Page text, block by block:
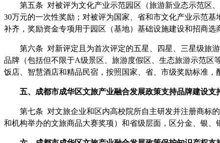
第五条 对被评为文化产业示范园区（旅游新业态示范区
30万元的一次性奖励；对被评为国家、省和市文化产业示范
补齐，奖励资金专项用于园区（基地）基础设施建设和招商选
第六条 对新评定且为首次评定的五星、四星、三星级旅
品牌（包括但不限于A级景区、旅游度假区、生态旅游示范区
饭店、智慧酒店和精品民宿，按照国家、省、市级奖励标准，
五、 成都市成华区文旅产业融合发展政策支持品牌建设支
第七条 对文旅企业和区内高校院所自主研发并注册商标
和机构举办的文旅商品大赛奖项）和省级层面，区分金、银、